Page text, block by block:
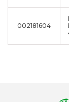
002181604